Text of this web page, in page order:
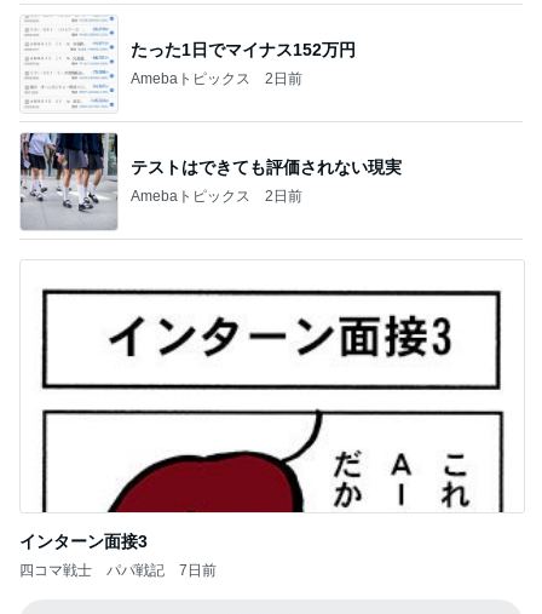
たった1日でマイナス152万円
Amebaトピックス 2日前
テストはできても評価されない現実
Amebaトピックス 2日前
インターン面接3
四コマ戦士 パパ戦記 7日前